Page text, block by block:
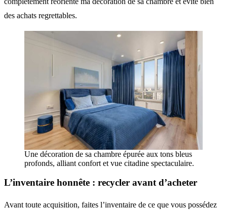
des achats regrettables.
Une décoration de sa chambre épurée aux tons bleus
profonds, alliant confort et vue citadine spectaculaire.
L’inventaire honnête : recycler avant d’acheter
Avant toute acquisition, faites l’inventaire de ce que vous possédez